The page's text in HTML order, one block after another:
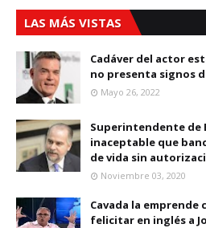
LAS MÁS VISTAS
Cadáver del actor
no presenta signos
Mayo 26, 2022
Superintendente de
inaceptable que
de vida sin
Noviembre 03, 2020
Cavada la
felicitar en inglés a